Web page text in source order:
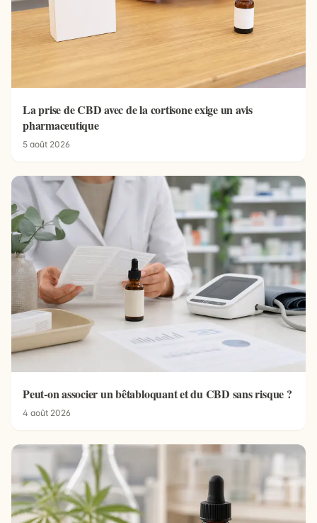
La prise de CBD avec de la cortisone exige un avis
pharmaceutique
5 août 2026
Peut-on associer un bêtabloquant et du CBD sans risque ?
4 août 2026